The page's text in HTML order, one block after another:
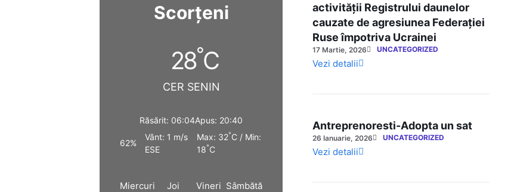
Scorțeni
28°C
CER SENIN
Răsărit: 06:04Apus: 20:40
62%
Vânt: 1 m/s
ESE
Max: 32°C / Min:
18°C
Miercuri Joi Vineri Sâmbătă
activității Registrului daunelor
cauzate de agresiunea Federației
Ruse împotriva Ucrainei
17 Martie, 2026 UNCATEGORIZED
Vezi detalii
Antreprenoresti-Adopta un sat
26 Ianuarie, 2026 UNCATEGORIZED
Vezi detalii